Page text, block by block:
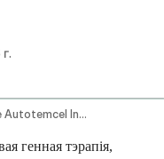
Atidarsagene Autotemcel Intravenous Route
генная тэрапія,